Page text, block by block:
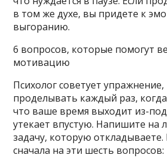
в том же духе, вы придете к
выгоранию.
6 вопросов, которые помогут
мотивацию
Психолог советует
проделывать каждый раз,
что ваше время выходит из-
утекает впустую. Напишите на
задачу, которую
сначала на эти шесть вопросов: